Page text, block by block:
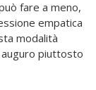
fare a meno,
empatica
modalità
piuttosto